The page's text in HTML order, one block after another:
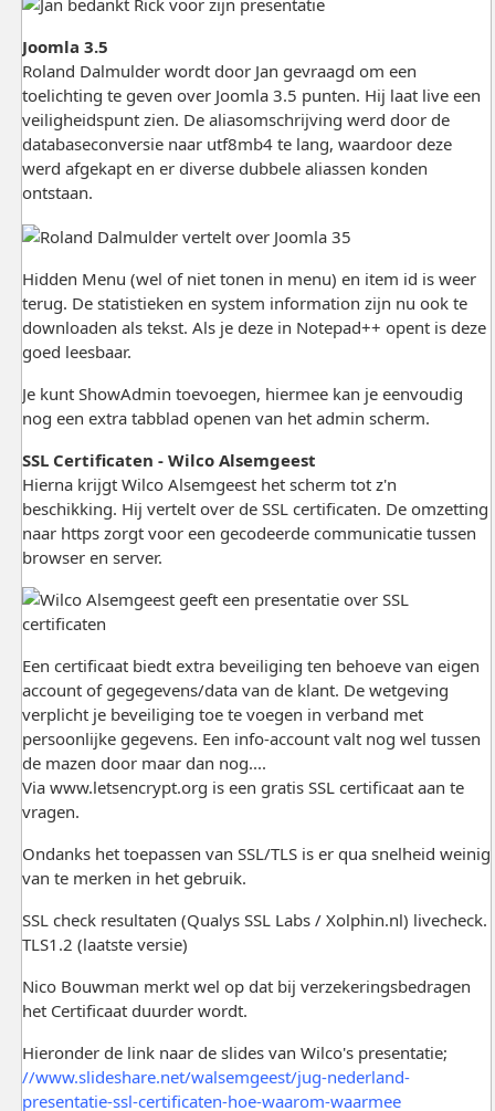
Joomla 3.5
Roland Dalmulder wordt door Jan gevraagd om een
toelichting te geven over Joomla 3.5 punten. Hij laat live een
veiligheidspunt zien. De aliasomschrijving werd door de
databaseconversie naar utf8mb4 te lang, waardoor deze
werd afgekapt en er diverse dubbele aliassen konden
ontstaan.
Hidden Menu (wel of niet tonen in menu) en item id is weer
terug. De statistieken en system information zijn nu ook te
downloaden als tekst. Als je deze in Notepad++ opent is deze
goed leesbaar.
Je kunt ShowAdmin toevoegen, hiermee kan je eenvoudig
nog een extra tabblad openen van het admin scherm.
SSL Certificaten - Wilco Alsemgeest
Hierna krijgt Wilco Alsemgeest het scherm tot z'n
beschikking. Hij vertelt over de SSL certificaten. De omzetting
naar https zorgt voor een gecodeerde communicatie tussen
browser en server.
Een certificaat biedt extra beveiliging ten behoeve van eigen
account of gegegevens/data van de klant. De wetgeving
verplicht je beveiliging toe te voegen in verband met
persoonlijke gegevens. Een info-account valt nog wel tussen
de mazen door maar dan nog....
Via www.letsencrypt.org is een gratis SSL certificaat aan te
vragen.
Ondanks het toepassen van SSL/TLS is er qua snelheid weinig
van te merken in het gebruik.
SSL check resultaten (Qualys SSL Labs / Xolphin.nl) livecheck.
TLS1.2 (laatste versie)
Nico Bouwman merkt wel op dat bij verzekeringsbedragen
het Certificaat duurder wordt.
Hieronder de link naar de slides van Wilco's presentatie;
//www.slideshare.net/walsemgeest/jug-nederland-
presentatie-ssl-certificaten-hoe-waarom-waarmee